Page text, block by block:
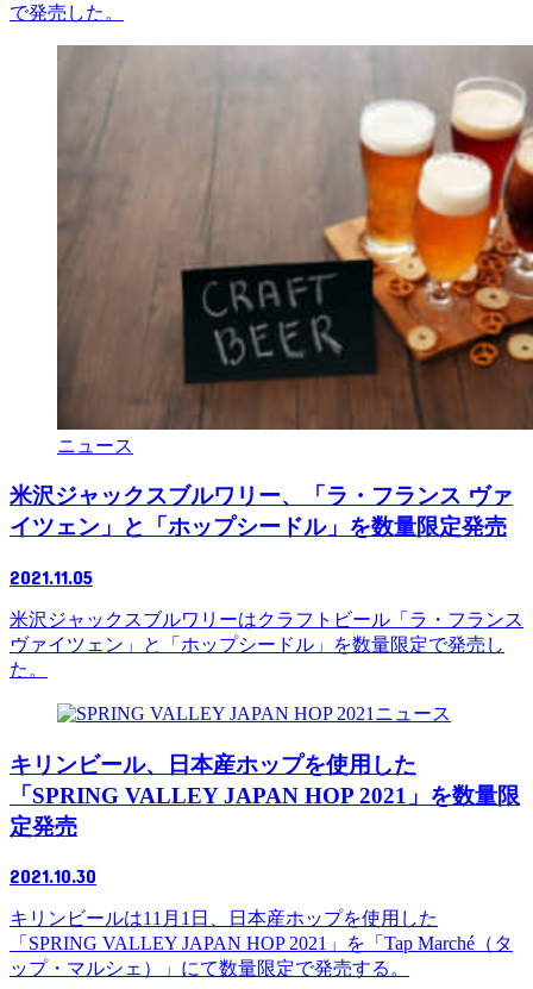
で発売した。
ニュース
米沢ジャックスブルワリー、「ラ・フランス ヴァ
イツェン」と「ホップシードル」を数量限定発売
2021.11.05
米沢ジャックスブルワリーはクラフトビール「ラ・フランス
ヴァイツェン」と「ホップシードル」を数量限定で発売し
た。
ニュース
キリンビール、日本産ホップを使用した
「SPRING VALLEY JAPAN HOP 2021」を数量限
定発売
2021.10.30
キリンビールは11月1日、日本産ホップを使用した
「SPRING VALLEY JAPAN HOP 2021」を「Tap Marché（タ
ップ・マルシェ）」にて数量限定で発売する。